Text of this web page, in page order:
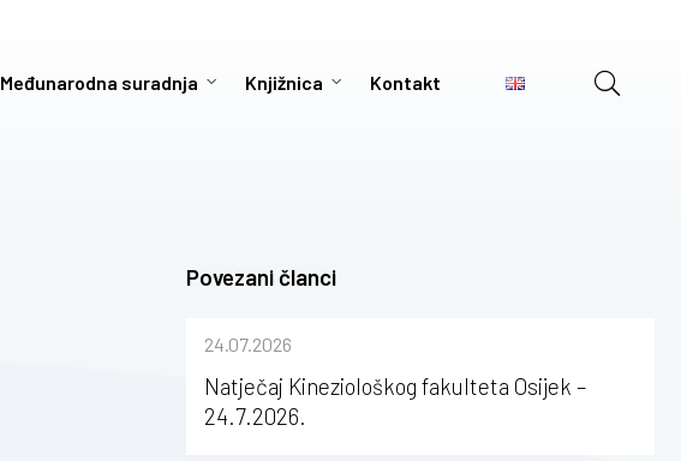
Međunarodna suradnja Knjižnica Kontakt
Povezani članci
24.07.2026
Natječaj Kineziološkog fakulteta Osijek –
24.7.2026.